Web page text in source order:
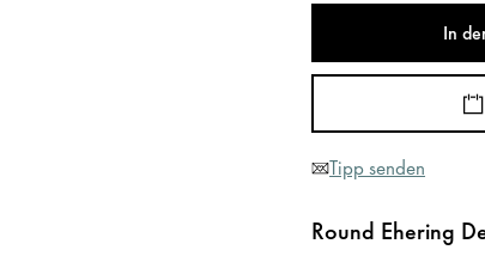
In
Tipp senden
Round Ehering